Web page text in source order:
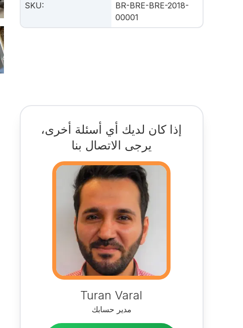
SKU:
BR-BRE-BRE-2018-
00001
إذا كان لديك أي أسئلة أخرى،
يرجى الاتصال بنا
Turan Varal
مدير حسابك